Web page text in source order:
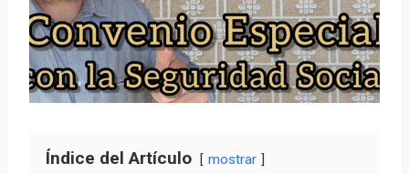
Índice del Artículo mostrar